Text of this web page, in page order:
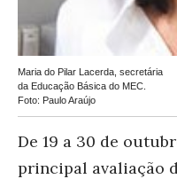
Maria do Pilar Lacerda, secretária
da Educação Básica do MEC.
Foto: Paulo Araújo
De 19 a 30 de
principal avaliação